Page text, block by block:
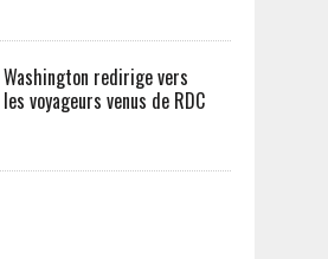
Washington redirige vers
voyageurs venus de RDC